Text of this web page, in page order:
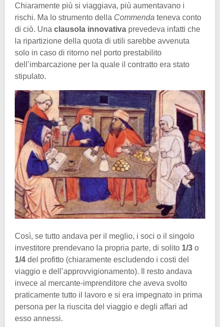
Chiaramente più si viaggiava, più aumentavano i
rischi. Ma lo strumento della Commenda teneva conto
di ciò. Una clausola innovativa prevedeva infatti che
la ripartizione della quota di utili sarebbe avvenuta
solo in caso di ritorno nel porto prestabilito
dell’imbarcazione per la quale il contratto era stato
stipulato.
Così, se tutto andava per il meglio, i soci o il singolo
investitore prendevano la propria parte, di solito 1/3 o
1/4 del profitto (chiaramente escludendo i costi del
viaggio e dell’approvvigionamento). Il resto andava
invece al mercante-imprenditore che aveva svolto
praticamente tutto il lavoro e si era impegnato in prima
persona per la riuscita del viaggio e degli affari ad
esso annessi.